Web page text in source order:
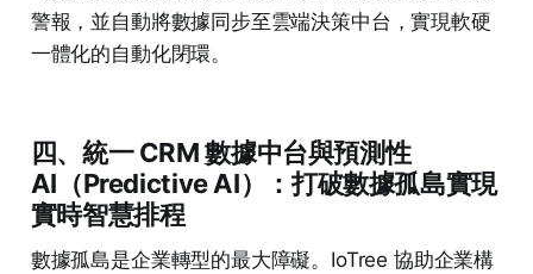
警報，並自動將數據同步至雲端決策中台，實現軟硬
一體化的自動化閉環。
四、統一 CRM 數據中台與預測性
AI（Predictive AI）：打破數據孤島實現
實時智慧排程
數據孤島是企業轉型的最大障礙。IoTree 協助企業構